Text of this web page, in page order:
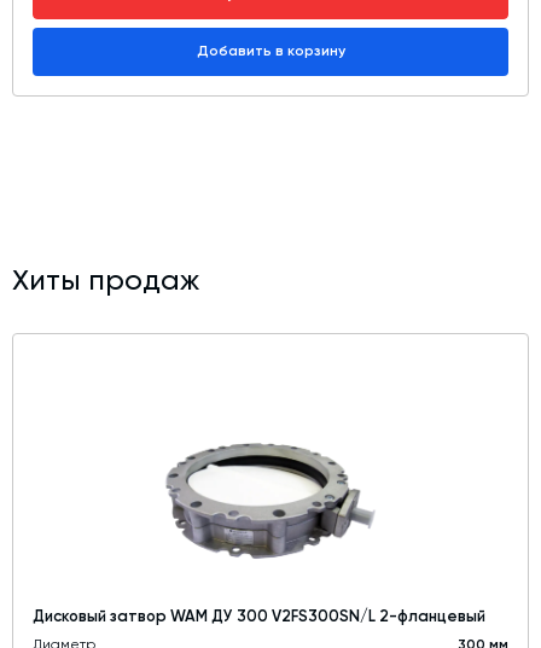
Добавить в корзину
Хиты продаж
Дисковый затвор WAM ДУ 300 V2FS300SN/L 2-фланцевый
Диаметр 300 мм